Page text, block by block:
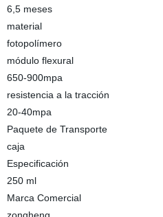
6,5 meses
material
fotopolímero
módulo flexural
650-900mpa
resistencia a la tracción
20-40mpa
Paquete de Transporte
caja
Especificación
250 ml
Marca Comercial